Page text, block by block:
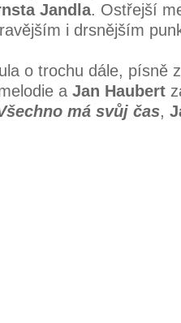
Jandla. Ostřejší
i drsnějším
o trochu dále, písně
a Jan Haubert
má svůj čas,